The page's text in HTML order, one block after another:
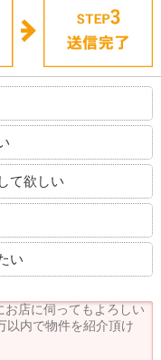
て欲しい
い